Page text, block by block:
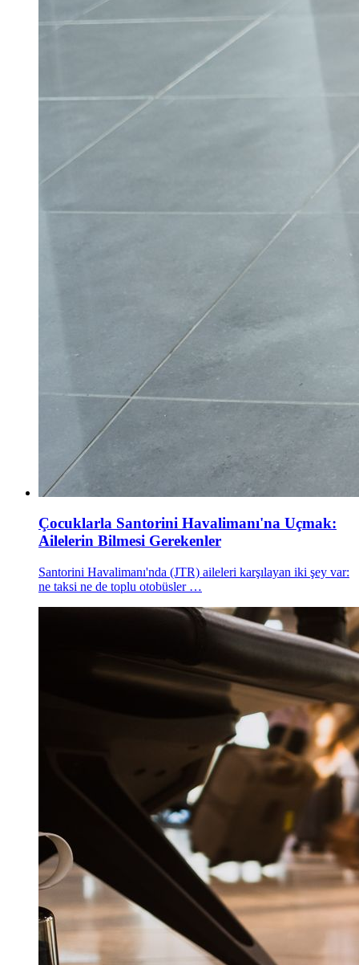
Çocuklarla Santorini Havalimanı'na Uçmak:
Ailelerin Bilmesi Gerekenler
Santorini Havalimanı'nda (JTR) aileleri karşılayan iki şey var:
ne taksi ne de toplu otobüsler …